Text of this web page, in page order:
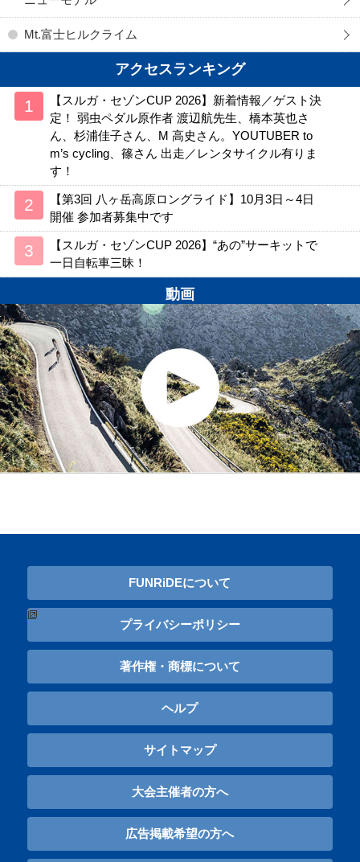
Mt.富士ヒルクライム
アクセスランキング
【スルガ・セゾンCUP 2026】新着情報／ゲスト決
定！ 弱虫ペダル原作者 渡辺航先生、橋本英也さ
ん、杉浦佳子さん、M 高史さん。YOUTUBER to
m’s cycling、篠さん 出走／レンタサイクル有りま
す！
【第3回 八ヶ岳高原ロングライド】10月3日～4日
開催 参加者募集中です
【スルガ・セゾンCUP 2026】“あの”サーキットで
一日自転車三昧！
動画
FUNRiDEについて
プライバシーポリシー
著作権・商標について
ヘルプ
サイトマップ
大会主催者の方へ
広告掲載希望の方へ